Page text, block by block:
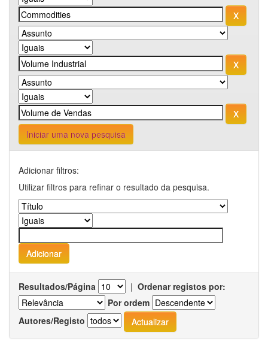
Iniciar uma nova pesquisa
Adicionar filtros:
Utilizar filtros para refinar o resultado da pesquisa.
Resultados/Página | Ordenar registos por:
Por ordem
Autores/Registo